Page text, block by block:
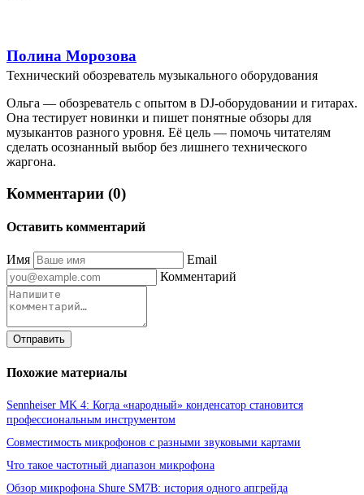
Полина Морозова
Технический обозреватель музыкального оборудования
Ольга — обозреватель с опытом в DJ-оборудовании и гитарах.
Она тестирует новинки и пишет понятные обзоры для
музыкантов разного уровня. Её цель — помочь читателям
сделать осознанный выбор без лишнего технического
жаргона.
Комментарии (0)
Оставить комментарий
Имя
Email
Комментарий
Отправить
Похожие материалы
Sennheiser MK 4: Когда «народный» конденсатор становится
профессиональным инструментом
Совместимость микрофонов с разными звуковыми картами
Что такое частотный диапазон микрофона
Обзор микрофона Shure SM7B: история одного апгрейда